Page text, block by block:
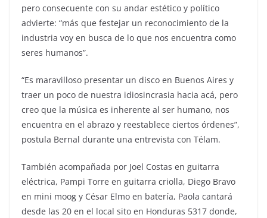
pero consecuente con su andar estético y político
advierte: “más que festejar un reconocimiento de la
industria voy en busca de lo que nos encuentra como
seres humanos”.
“Es maravilloso presentar un disco en Buenos Aires y
traer un poco de nuestra idiosincrasia hacia acá, pero
creo que la música es inherente al ser humano, nos
encuentra en el abrazo y reestablece ciertos órdenes”,
postula Bernal durante una entrevista con Télam.
También acompañada por Joel Costas en guitarra
eléctrica, Pampi Torre en guitarra criolla, Diego Bravo
en mini moog y César Elmo en batería, Paola cantará
desde las 20 en el local sito en Honduras 5317 donde,